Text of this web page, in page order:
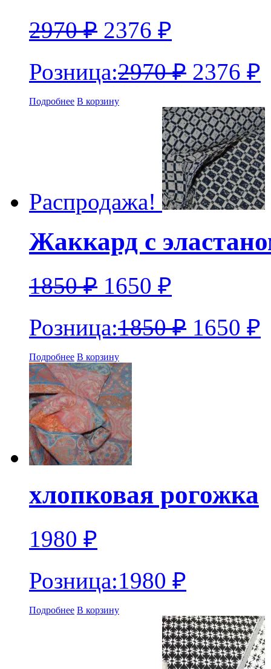
2970₽ 2376 ₽
Розница:2970₽ 2376 ₽
Подробнее В корзину
Распродажа!
Жаккард с
1850₽ 1650 ₽
Розница:1850₽ 1650 ₽
Подробнее В корзину
хлопковая рогожка
1980 ₽
Розница:1980 ₽
Подробнее В корзину